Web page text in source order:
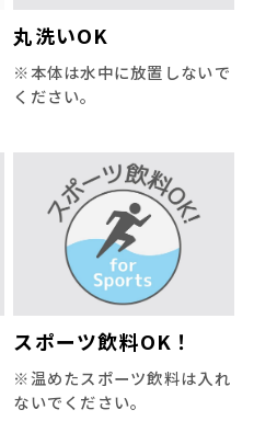
丸洗いOK
※本体は水中に放置しないで
ください。
スポーツ飲料OK！
※温めたスポーツ飲料は入れ
ないでください。